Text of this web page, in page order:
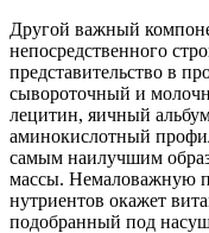
Другой важный
непосредственного
представительство в
сывороточный и
лецитин, яичный
аминокислотный
самым наилучшим
массы. Немаловажную
нутриентов окажет
подобранный под